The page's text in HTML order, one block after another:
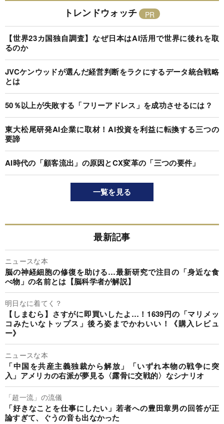
トレンドウォッチ
【世界23カ国独自調査】なぜ日本はAI活用で世界に後れを取
るのか
JVCケンウッドが選んだ経営判断をラクにするデータ統合戦略
とは
50％以上が失敗する「フリーアドレス」を成功させるには？
東大松尾研発AI企業に取材！AI投資を利益に転換する三つの
要諦
AI時代の「顧客流出」の原因とCX変革の「三つの要件」
一覧を見る
最新記事
ニュースな本
脳の神経細胞の修復を助ける…最新研究で注目の「身近な食
べ物」の名前とは【脳科学者が解説】
明日なに着てく？
【しまむら】さすがに即買いしたよ…！1639円の「マリメッ
コみたいなトップス」後ろ姿までかわいい！《購入レビュ
ー》
ニュースな本
「中国を共産主義独裁から解放」「いずれ本物の戦争に突
入」アメリカの右派が夢見る〈露骨に交戦的〉なシナリオ
「超一流」の流儀
「好きなことを仕事にしたい」若者への豊田章男の回答が正
論すぎて、ぐうの音も出なかった